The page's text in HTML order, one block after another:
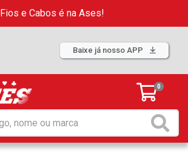
Fios e Cabos é na Ases!
Baixe já nosso APP
0